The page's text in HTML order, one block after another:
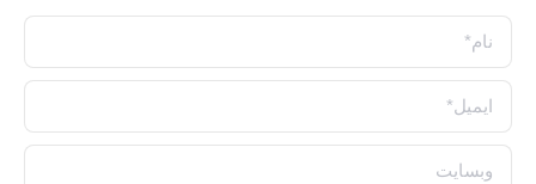
نام *
ایمیل *
وبسایت